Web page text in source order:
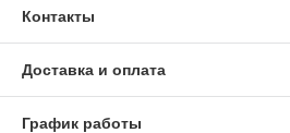
Контакты
Доставка и оплата
График работы